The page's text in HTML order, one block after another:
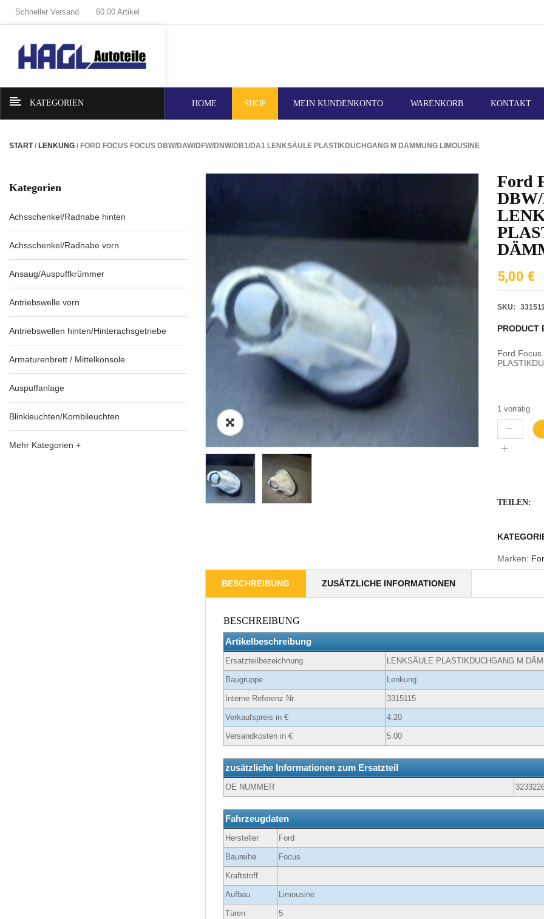
Schneller Versand 60.00 Artikel
KATEGORIEN HOME SHOP MEIN KUNDENKONTO WARENKORB KONTAKT
START/ LENKUNG / FORD FOCUS FOCUS DBW/DAW/DFW/DNW/DB1/DA1 LENKSÄULE PLASTIKDUCHGANG M DÄMMUNG LIMOUSINE
Kategorien
Achsschenkel/Radnabe hinten
Achsschenkel/Radnabe vorn
Ansaug/Auspuffkrümmer
Antriebswelle vorn
Antriebswellen hinten/Hinterachsgetriebe
Armaturenbrett / Mittelkonsole
Auspuffanlage
Blinkleuchten/Kombileuchten
Mehr Kategorien +
Ford
5,00 €
SKU:
PRODUCT
Ford Focus
1 vorrätig
TEILEN:
Marken:
BESCHREIBUNG ZUSÄTZLICHE INFORMATIONEN
BESCHREIBUNG
Artikelbeschreibung
Ersatzteilbezeichnung LENKSÄULE PLASTIKDUCHGANG M
Baugruppe Lenkung
Interne Referenz Nr. 3315115
Verkaufspreis in € 4.20
Versandkosten in € 5.00
zusätzliche Informationen zum Ersatzteil
OE NUMMER
Fahrzeugdaten
Hersteller Ford
Baureihe Focus
Kraftstoff
Aufbau Limousine
Türen 5